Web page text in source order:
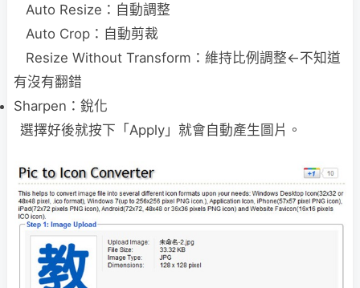
Auto Resize：自動調整
Auto Crop：自動剪裁
Resize Without Transform：維持比例調整<-不知道
有沒有翻錯
Sharpen：銳化
選擇好後就按下「Apply」就會自動產生圖片。